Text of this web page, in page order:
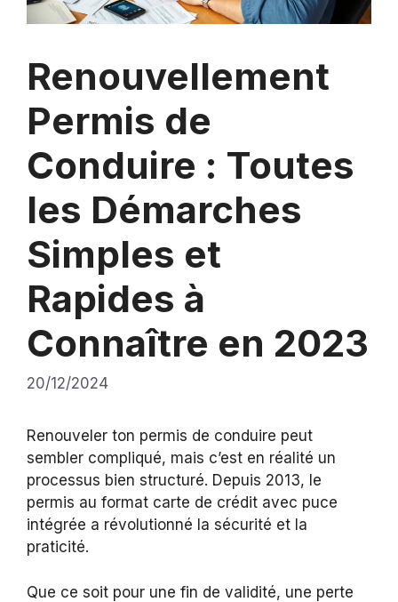
Renouvellement
Permis de
Conduire : Toutes
les Démarches
Simples et
Rapides à
Connaître en 2023
20/12/2024
Renouveler ton permis de conduire peut
sembler compliqué, mais c’est en réalité un
processus bien structuré. Depuis 2013, le
permis au format carte de crédit avec puce
intégrée a révolutionné la sécurité et la
praticité.
Que ce soit pour une fin de validité, une perte